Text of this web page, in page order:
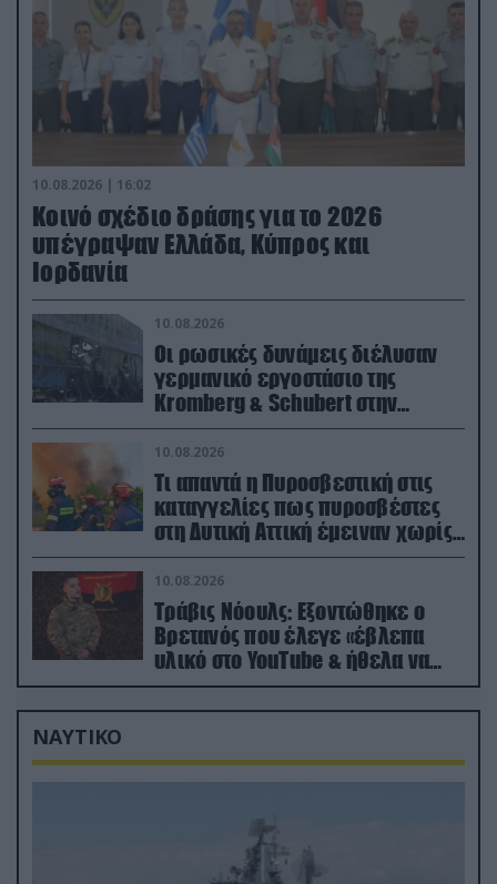
10.08.2026 | 16:02
Κοινό σχέδιο δράσης για το 2026
υπέγραψαν Ελλάδα, Κύπρος και
Ιορδανία
10.08.2026
Οι ρωσικές δυνάμεις διέλυσαν
γερμανικό εργοστάσιο της
Kromberg & Schubert στην
Ουκρανία (βίντεο)
10.08.2026
Τι απαντά η Πυροσβεστική στις
καταγγελίες πως πυροσβέστες
στη Δυτική Αττική έμειναν χωρίς
φαγητό και νερό
10.08.2026
Τράβις Νόουλς: Εξοντώθηκε ο
Βρετανός που έλεγε «έβλεπα
υλικό στο YouTube & ήθελα να
καθαρίσω τους Ρώσους» (βίντεο)
ΝΑΥΤΙΚΟ